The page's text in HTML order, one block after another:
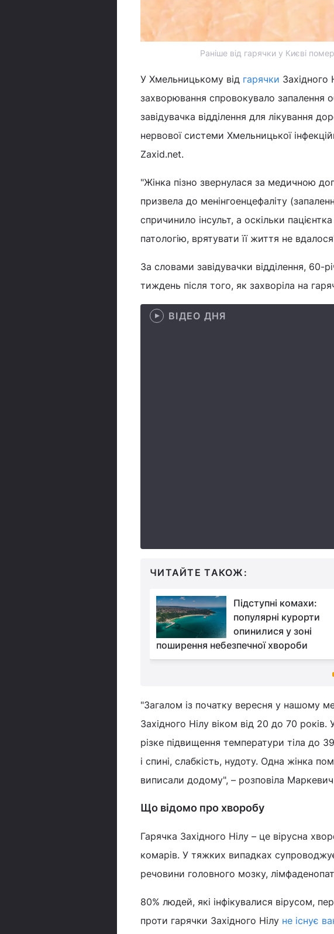
Раніше від гарячки у Києві
У Хмельницькому від гарячки Західного
захворювання спровокувало запалення
завідувачка відділення для лікування
нервової системи Хмельницької
Zaxid.net.
"Жінка пізно звернулася за медичною
призвела до менінгоенцефаліту
спричинило інсульт, а оскільки
патологію, врятувати її життя не
За словами завідувачки відділення, 60-
тиждень після того, як захворіла на
ВІДЕО ДНЯ
ЧИТАЙТЕ ТАКОЖ:
Підступні комахи:
популярні курорти
опинилися у зоні
поширення небезпечної хвороби
"Загалом із початку вересня у нашому
Західного Нілу віком від 20 до 70 років.
різке підвищення температури тіла до
і спині, слабкість, нудоту. Одна жінка
виписали додому", – розповіла
Що відомо про хворобу
Гарячка Західного Нілу – це вірусна
комарів. У тяжких випадках
речовини головного мозку,
80% людей, які інфікувалися вірусом,
проти гарячки Західного Нілу не існує